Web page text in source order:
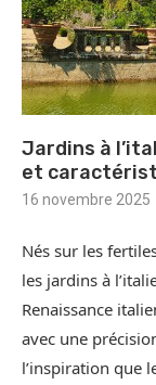
Jardins à
et
16 novembre 2025
Nés sur les
les jardins à
Renaissance
avec une
l’inspiration que